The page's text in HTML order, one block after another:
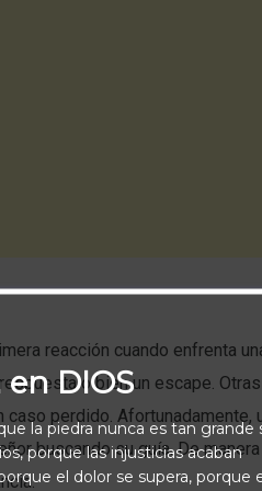
reacción cuando enfrenta
o bien un escape.
caso perdido.
buscando su guía. De
en DIOS
la piedra nunca es tan grande
porque las injusticias acaban
el dolor se supera, porque